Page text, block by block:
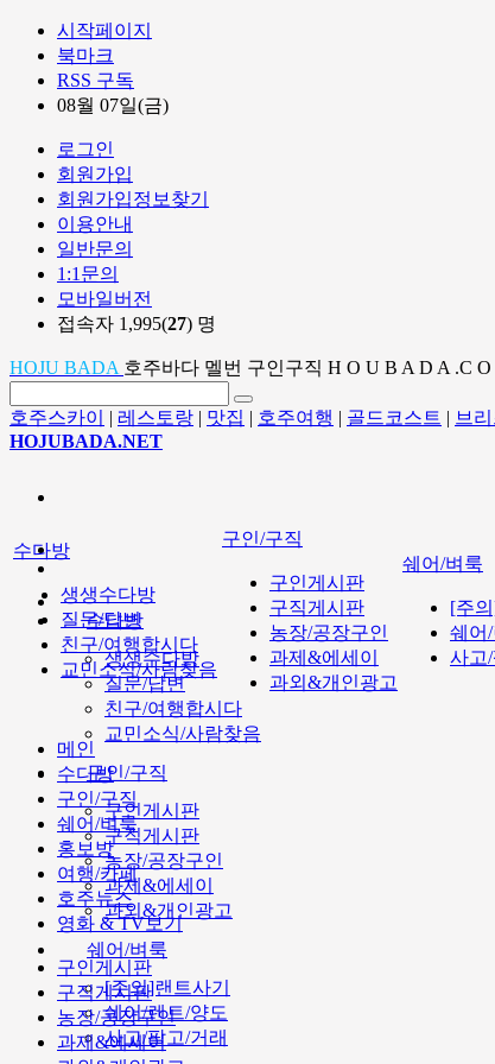
시작페이지
북마크
RSS 구독
08월 07일(금)
로그인
회원가입
회원가입정보찾기
이용안내
일반문의
1:1문의
모바일버전
접속자 1,995(27) 명
HOJU BADA 호주바다 멜번 구인구직 H O U B A D A .C
호주스카이 | 레스토랑 | 맛집 | 호주여행 | 골드코스트 | 브
HOJUBADA.NET
수다방
생생수다방
질문/답변
친구/여행합시다
교민소식/사람찾음
구인/구직
구인게시판
구직게시판
농장/공장구인
과제&에세이
과외&개인광고
쉐어/벼룩
[주의]랜트사기
쉐어/렌트/양도
사고/팔고/거래
수다방
생생수다방
질문/답변
친구/여행합시다
교민소식/사람찾음
구인/구직
구인게시판
구직게시판
농장/공장구인
과제&에세이
과외&개인광고
쉐어/벼룩
[주
쉐어
사고
메인
수다방
구인/구직
쉐어/벼룩
홍보방
여행/카페
호주뉴스
영화 & TV보기
구인게시판
구직게시판
농장/공장구인
과제&에세이